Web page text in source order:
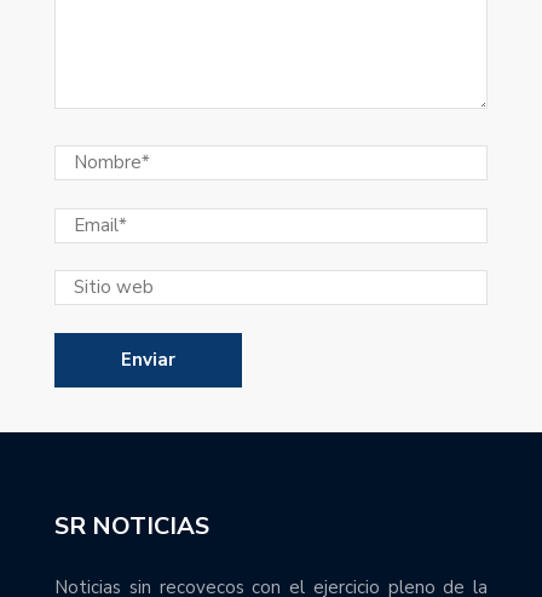
SR NOTICIAS
Noticias sin recovecos con el ejercicio pleno de la